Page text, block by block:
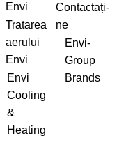
Envi
Tratarea
aerului
Envi
Envi
Cooling
&
Heating
Contactați-
ne
Envi-
Group
Brands